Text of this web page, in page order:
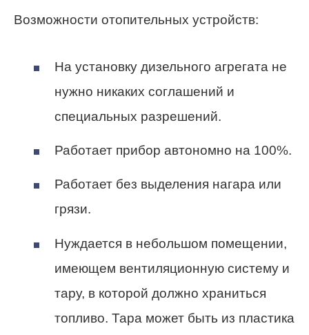
Возможности отопительных устройств:
На установку дизельного агрегата не
нужно никаких соглашений и
специальных разрешений.
Работает прибор автономно на 100%.
Работает без выделения нагара или
грязи.
Нуждается в небольшом помещении,
имеющем вентиляционную систему и
тару, в которой должно храниться
топливо. Тара может быть из пластика